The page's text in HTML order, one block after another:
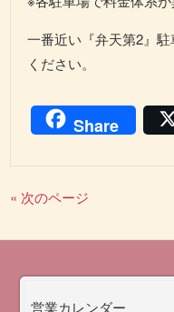
一番近い『弁天第2』
ください。
Share
« 次のページ
営業カレンダー